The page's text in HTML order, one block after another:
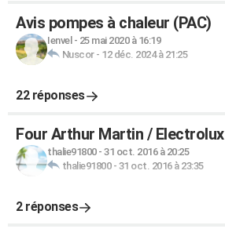
Avis pompes à chaleur (PAC)
Ienvel - 25 mai 2020 à 16:19
Nuscor- 12 déc. 2024 à 21:25
22 réponses
Four Arthur Martin / Electrolux
thalie91800- 31 oct. 2016 à 20:25
thalie91800- 31 oct. 2016 à 23:35
2 réponses